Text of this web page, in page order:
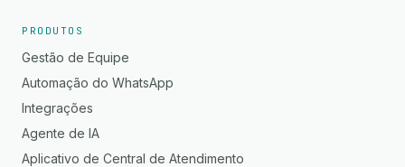
PRODUTOS
Gestão de Equipe
Automação do WhatsApp
Integrações
Agente de IA
Aplicativo de Central de Atendimento